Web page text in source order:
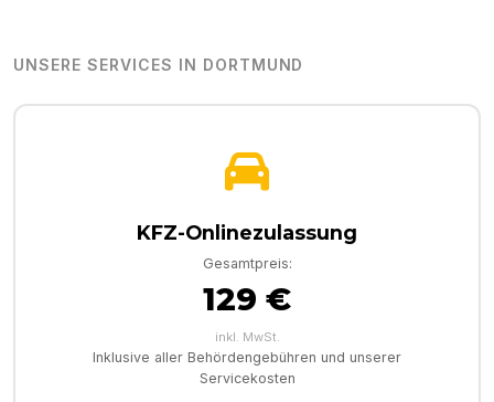
UNSERE SERVICES IN DORTMUND
KFZ-Onlinezulassung
Gesamtpreis:
129 €
inkl. MwSt.
Inklusive aller Behördengebühren und unserer
Servicekosten